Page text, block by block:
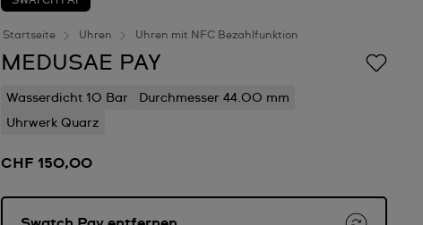
Startseite Uhren Uhren mit NFC Bezahlfunktion
MEDUSAE PAY
Wasserdicht 10 Bar
Durchmesser 44.00 mm
Uhrwerk Quarz
CHF 150,00